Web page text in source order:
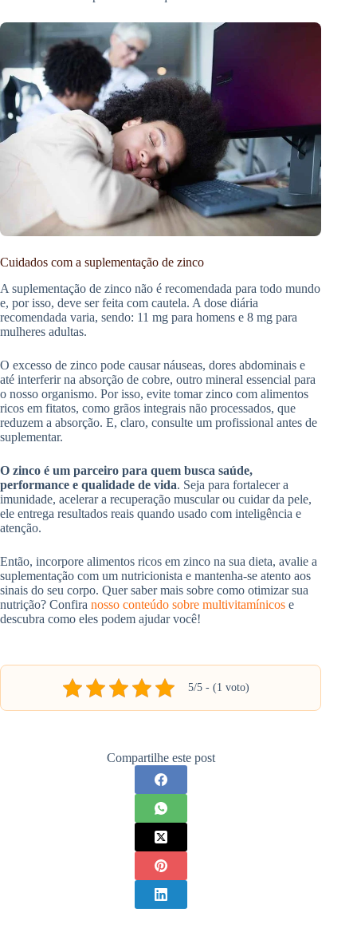
Cuidados com a suplementação de zinco
A suplementação de zinco não é recomendada para todo mundo
e, por isso, deve ser feita com cautela. A dose diária
recomendada varia, sendo: 11 mg para homens e 8 mg para
mulheres adultas.
O excesso de zinco pode causar náuseas, dores abdominais e
até interferir na absorção de cobre, outro mineral essencial para
o nosso organismo. Por isso, evite tomar zinco com alimentos
ricos em fitatos, como grãos integrais não processados, que
reduzem a absorção. E, claro, consulte um profissional antes de
suplementar.
O zinco é um parceiro para quem busca saúde,
performance e qualidade de vida. Seja para fortalecer a
imunidade, acelerar a recuperação muscular ou cuidar da pele,
ele entrega resultados reais quando usado com inteligência e
atenção.
Então, incorpore alimentos ricos em zinco na sua dieta, avalie a
suplementação com um nutricionista e mantenha-se atento aos
sinais do seu corpo. Quer saber mais sobre como otimizar sua
nutrição? Confira nosso conteúdo sobre multivitamínicos e
descubra como eles podem ajudar você!
5/5 - (1 voto)
Compartilhe este post